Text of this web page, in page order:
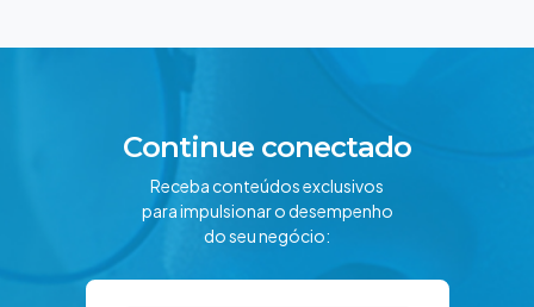
Continue conectado
Receba conteúdos exclusivos
para impulsionar o desempenho
do seu negócio: